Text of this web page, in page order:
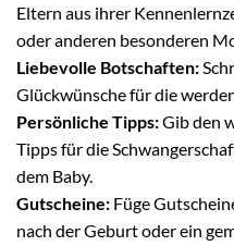
Eltern aus ihrer
oder anderen besonderen
Liebevolle Botschaften:
Glückwünsche für die
Persönliche Tipps:Gib den
Tipps für die
dem Baby.
Gutscheine: Füge
nach der Geburt oder ein